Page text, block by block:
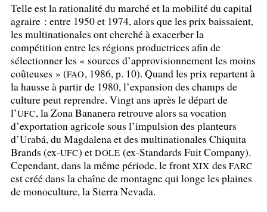
Telle est la rationalité du marché et la mobilité du capital
agraire : entre 1950 et 1974, alors que les prix baissaient,
les multinationales ont cherché à exacerber la
compétition entre les régions productrices afin de
sélectionner les « sources d’approvisionnement les moins
coûteuses » (FAO, 1986, p. 10). Quand les prix repartent à
la hausse à partir de 1980, l’expansion des champs de
culture peut reprendre. Vingt ans après le départ de
l’UFC, la Zona Bananera retrouve alors sa vocation
d’exportation agricole sous l’impulsion des planteurs
d’Urabá, du Magdalena et des multinationales Chiquita
Brands (ex-UFC) et DOLE (ex-Standards Fuit Company).
Cependant, dans la même période, le front XIX des FARC
est créé dans la chaîne de montagne qui longe les plaines
de monoculture, la Sierra Nevada.